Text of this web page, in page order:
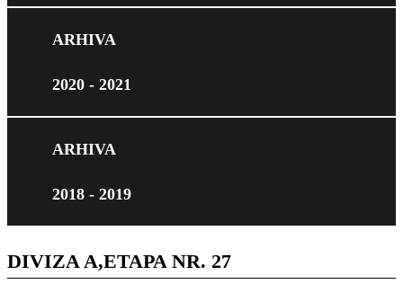
ARHIVA
2020 - 2021
ARHIVA
2018 - 2019
DIVIZA A,ETAPA NR. 27